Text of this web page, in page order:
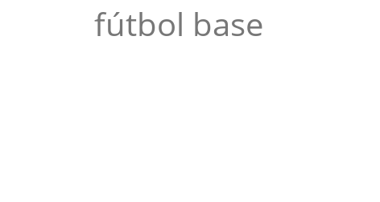
fútbol base